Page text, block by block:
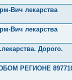
Вич лекарства
Вич лекарства
Дорого.
РЕГИОНЕ